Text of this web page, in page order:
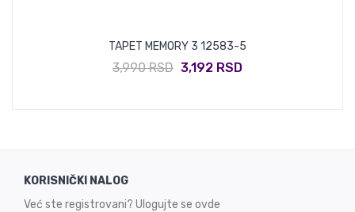
TAPET MEMORY 3 12583-5
3,990 RSD 3,192 RSD
KORISNIČKI NALOG
Već ste registrovani? Ulogujte se ovde